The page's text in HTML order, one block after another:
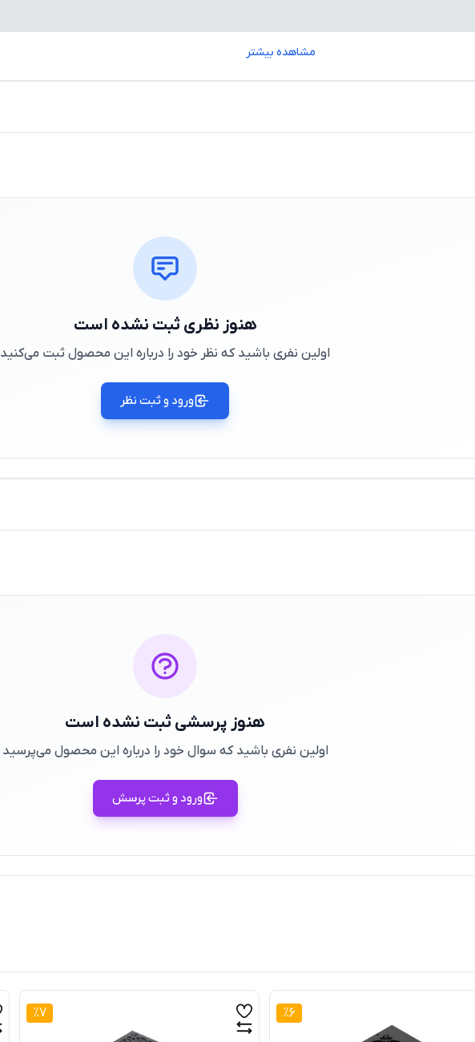
مشاهده بیشتر
هنوز نظری ثبت نشده است
اولین نفری باشید که نظر خود را درباره این محصول ثبت می‌کنید
ورود و ثبت نظر
هنوز پرسشی ثبت نشده است
اولین نفری باشید که سوال خود را درباره این محصول می‌پرسید
ورود و ثبت پرسش
7
% 6
%